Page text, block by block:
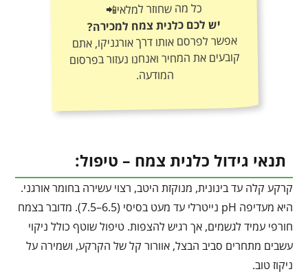
כל מה שחוזר למלאי📲
יש לכם כלנית צמח למכירה?
אפשר לפרסם אותו דרך אורגניקו, אתם
קובעים את המחיר ואנחנו נעזור בפרסום
המודעה.
תנאי גידול כלנית צמח – טיפול:
קרקע קלה עד בינונית, מנוקזת היטב, רצוי עשירה בחומר אורגני.
היא מעדיפה pH נייטרלי עד מעט בסיסי (6.5–7.5). מדובר בצמח
חורפי עמיד לגשמים, אך רגיש להצפות. טיפול שוטף כולל ניקוי
עשבים מתחרים סביב הבצל, אוורור קל של הקרקע, ושמירה על
ניקוז טוב.